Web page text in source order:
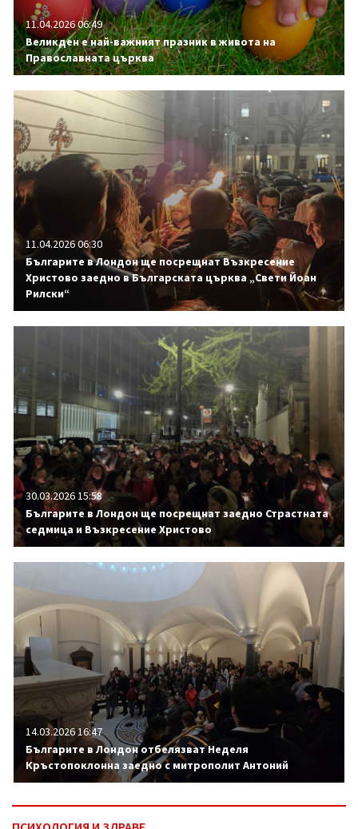
11.04.2026 06:49
Великден е най-важният празник в живота на
Православната църква
11.04.2026 06:30
Българите в Лондон ще посрещнат Възкресение
Христово заедно в Българската църква „Свети Йоан
Рилски“
30.03.2026 15:58
Българите в Лондон ще посрещнат заедно Страстната
седмица и Възкресение Христово
14.03.2026 16:47
Българите в Лондон отбелязват Неделя
Кръстопоклонна заедно с митрополит Антоний